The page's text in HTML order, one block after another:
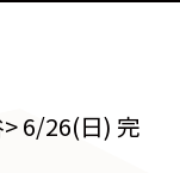
6/26(日) 完